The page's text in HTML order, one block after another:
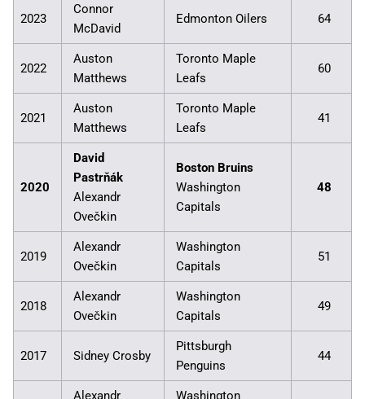
2023
Connor
McDavid
Edmonton Oilers 64
2022
Auston
Matthews
Toronto Maple
Leafs
60
2021
Auston
Matthews
Toronto Maple
Leafs
41
2020
David
Pastrňák
Alexandr
Ovečkin
Boston Bruins
Washington
Capitals
48
2019
Alexandr
Ovečkin
Washington
Capitals
51
2018
Alexandr
Ovečkin
Washington
Capitals
49
2017 Sidney Crosby
Pittsburgh
Penguins
44
Alexandr Washington